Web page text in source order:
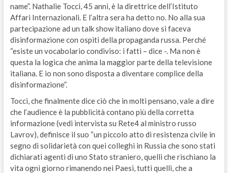
name”. Nathalie Tocci, 45 anni, è la direttrice dell’Istituto
Affari Internazionali. E l’altra sera ha detto no. No alla sua
partecipazione ad un talk show italiano dove si faceva
disinformazione con ospiti della propaganda russa. Perché
“esiste un vocabolario condiviso: i fatti – dice -. Ma non è
questa la logica che anima la maggior parte della televisione
italiana. E io non sono disposta a diventare complice della
disinformazione”.
Tocci, che finalmente dice ciò che in molti pensano, vale a dire
che l’audience è la pubblicità contano più della corretta
informazione (vedi intervista su Rete4 al ministro russo
Lavrov), definisce il suo “un piccolo atto di resistenza civile in
segno di solidarietà con quei colleghi in Russia che sono stati
dichiarati agenti di uno Stato straniero, quelli che rischiano la
vita ogni giorno rimanendo nei Paesi, tutti quelli, che a